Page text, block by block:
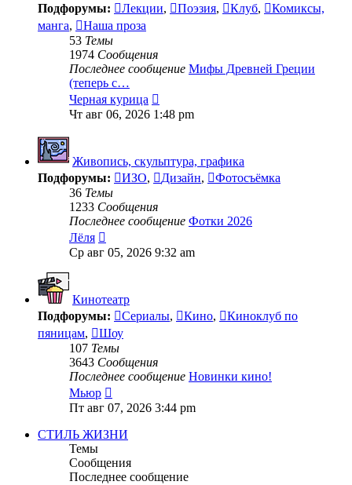
Подфорумы:
Лекции, Поэзия, Клуб,
Комиксы,
манга,
Наша проза
53 Темы
1974 Сообщения
Последнее сообщение Мифы Древней Греции
(теперь с…
Черная курица
к
последнему
Чт авг 06, 2026 1:48 pm
Живопись, скульптура, графика
Подфорумы:
ИЗО, Дизайн,
Фотосъёмка
36 Темы
1233 Сообщения
Последнее сообщение Фотки 2026
Лёля
к
Ср авг 05, 2026 9:32 am
Кинотеатр
Подфорумы:
Сериалы, Кино,
Киноклуб по
пяницам,
Шоу
107 Темы
3643 Сообщения
Последнее сообщение Новинки кино!
Мьюр
к
сообщению
Пт авг 07, 2026 3:44 pm
СТИЛЬ ЖИЗНИ
Темы
Сообщения
Последнее сообщение